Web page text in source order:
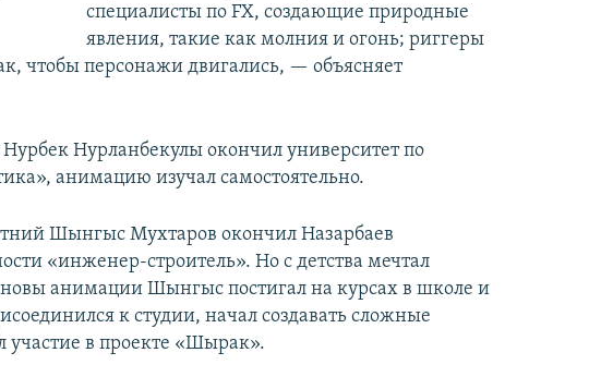
специалисты по FX, создающие природные
явления, такие как молния и огонь; риггеры
чтобы персонажи двигались, — объясняет
Нурланбекулы окончил университет по
анимацию изучал самостоятельно.
Шынгыс Мухтаров окончил Назарбаев
«инженер-строитель». Но с детства мечтал
анимации Шынгыс постигал на курсах в школе и
к студии, начал создавать сложные
в проекте «Шырак».